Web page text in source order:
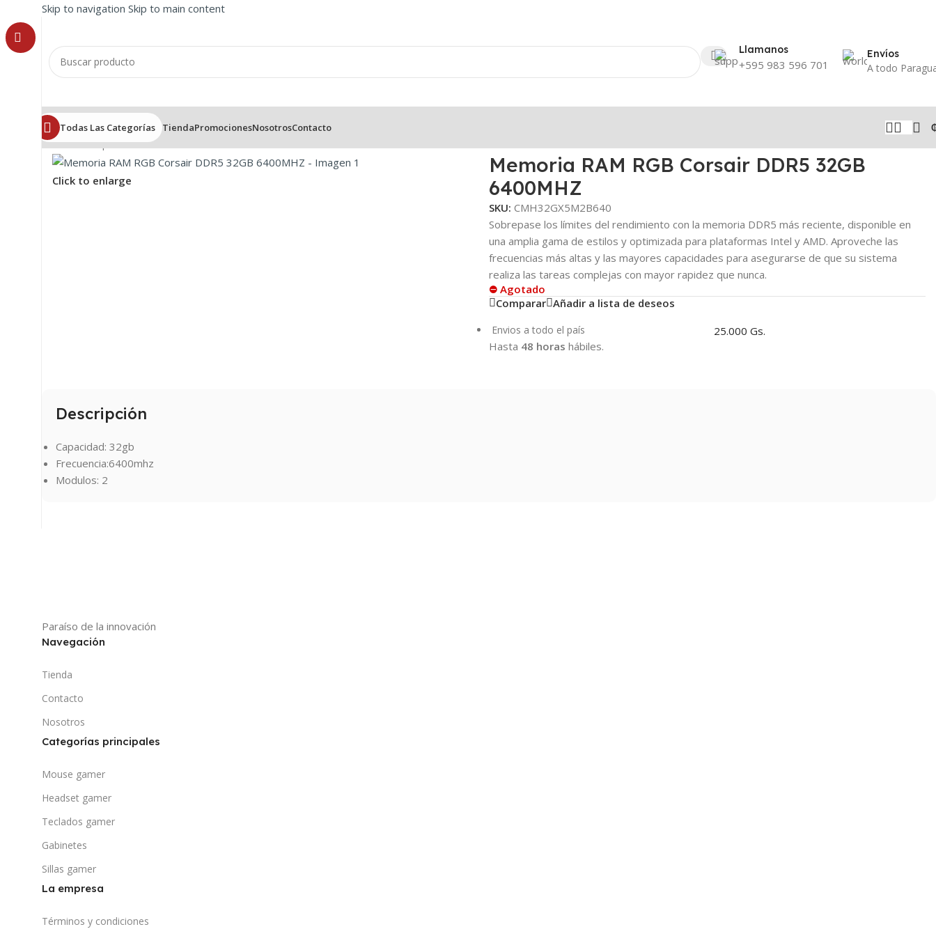
Skip to navigation Skip to main content
Llamanos
+595 983 596 701
Envíos
A todo
Todas Las Categorías TiendaPromocionesNosotrosContacto
Inicio/Componentes/Memoria RAM
Click to enlarge
Memoria RAM RGB Corsair DDR5 32GB
6400MHZ
SKU: CMH32GX5M2B640
Sobrepase los límites del rendimiento con la memoria DDR5 más reciente, disponible en
una amplia gama de estilos y optimizada para plataformas Intel y AMD. Aproveche las
frecuencias más altas y las mayores capacidades para asegurarse de que su sistema
realiza las tareas complejas con mayor rapidez que nunca.
⛔ Agotado
Comparar Añadir a lista de deseos
Envios a todo el país
Hasta 48 horas hábiles.
25.000 Gs.
Descripción
Capacidad: 32gb
Frecuencia:6400mhz
Modulos: 2
Paraíso de la innovación
Navegación
Tienda
Contacto
Nosotros
Categorías principales
Mouse gamer
Headset gamer
Teclados gamer
Gabinetes
Sillas gamer
La empresa
Términos y condiciones